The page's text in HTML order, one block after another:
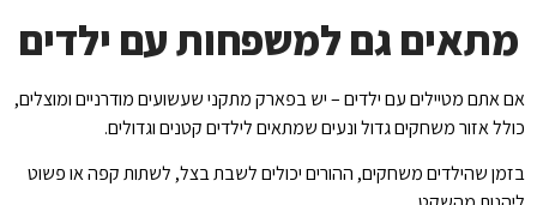
מתאים גם למשפחות עם ילדים
אם אתם מטיילים עם ילדים – יש בפארק מתקני שעשועים מודרניים ומוצלים,
כולל אזור משחקים גדול ונעים שמתאים לילדים קטנים וגדולים.
בזמן שהילדים משחקים, ההורים יכולים לשבת בצל, לשתות קפה או פשוט